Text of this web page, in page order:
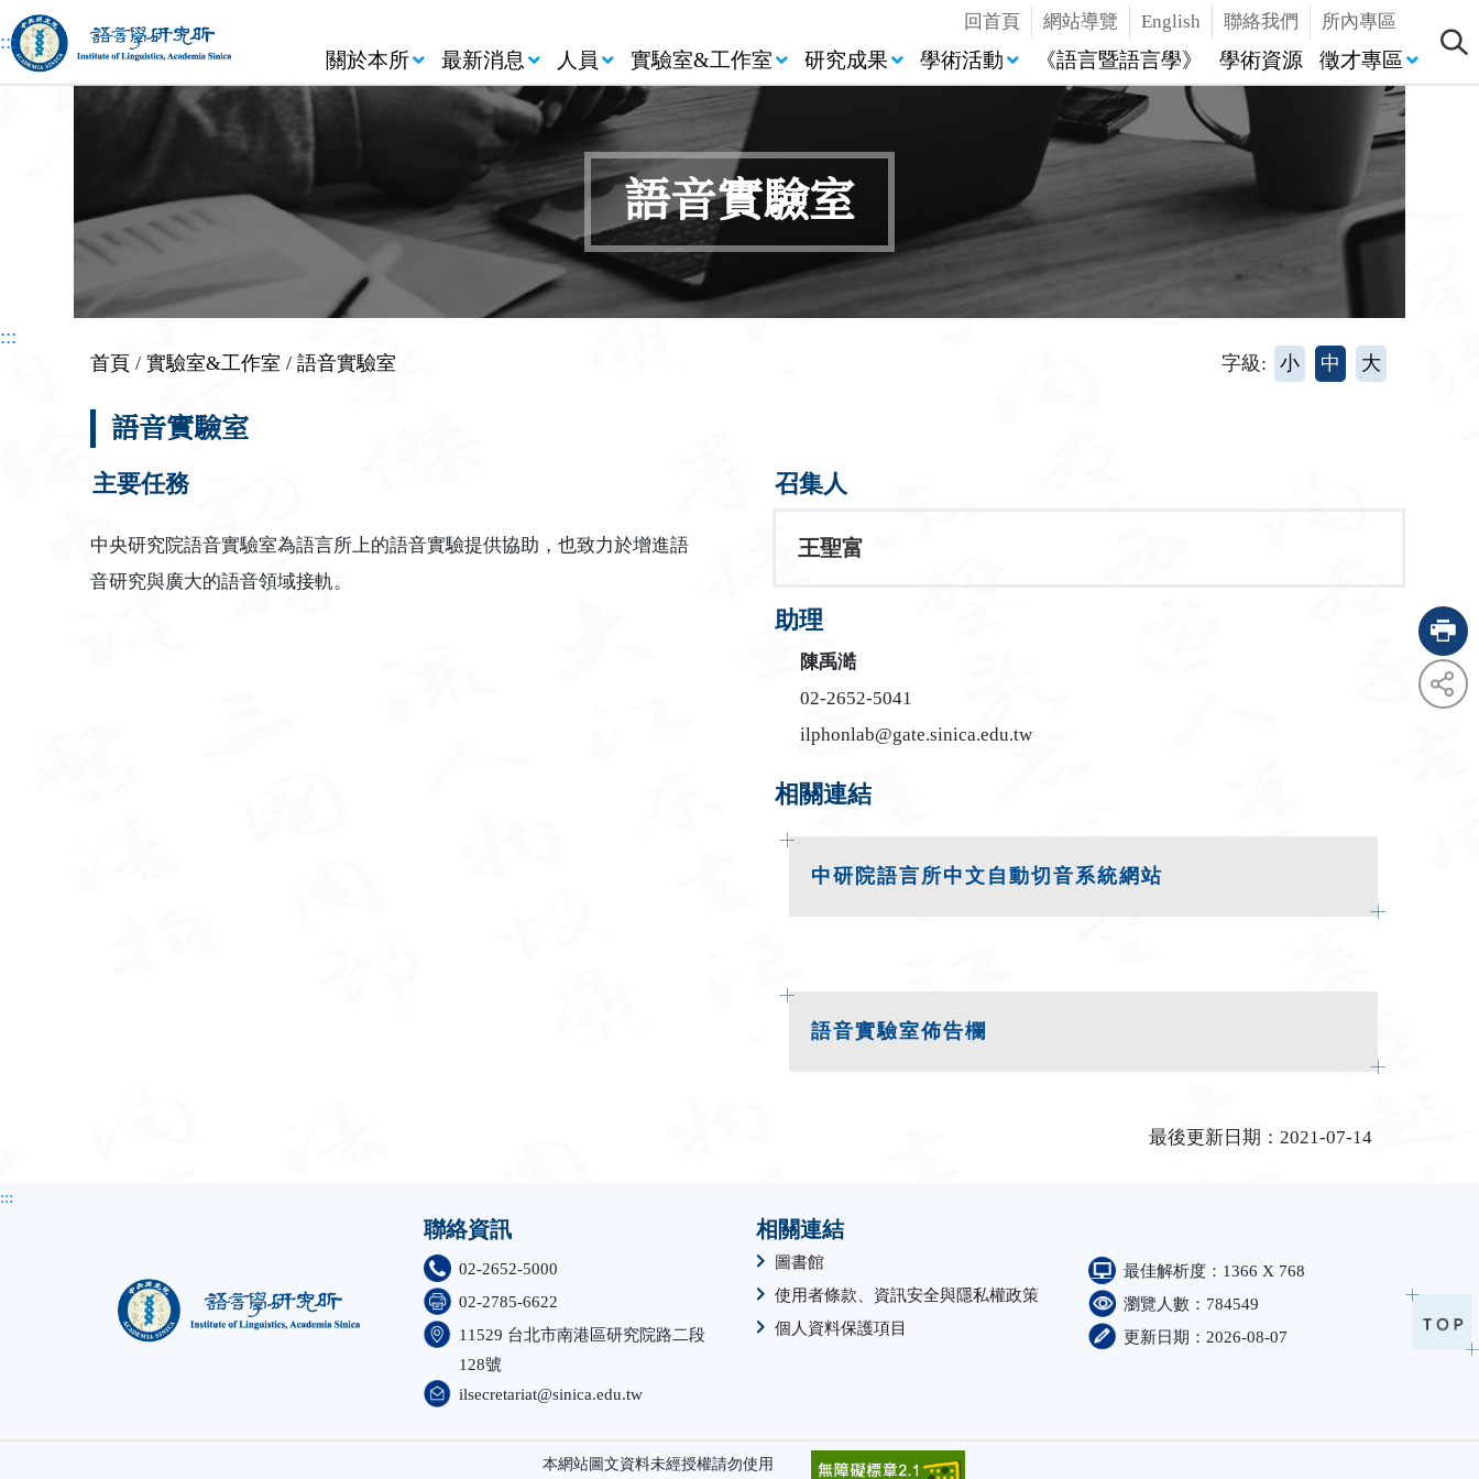
跳到主要內容區塊
:::
回首頁 網站導覽 English 聯絡我們 所內專區
關於本所 最新消息 人員 實驗室&工作室 研究成果 學術活動 《語言暨語言學》 學術資源 徵才專區
語音實驗室
:::
首頁 /實驗室&工作室 / 語音實驗室 字級: 小 中 大
語音實驗室
主要任務
中央研究院語音實驗室為語言所上的語音實驗提供協助，也致力於增進語
音研究與廣大的語音領域接軌。
召集人
王聖富
助理
陳禹澔
02-2652-5041
ilphonlab@gate.sinica.edu.tw
相關連結
中研院語言所中文自動切音系統網站
語音實驗室佈告欄
最後更新日期：2021-07-14
:::
聯絡資訊
02-2652-5000
02-2785-6622
11529 台北市南港區研究院路二段
128號
ilsecretariat@sinica.edu.tw
相關連結
圖書館
使用者條款、資訊安全與隱私權政策
個人資料保護項目
最佳解析度：1366 X 768
瀏覽人數：784549
更新日期：2026-08-07
本網站圖文資料未經授權請勿使用